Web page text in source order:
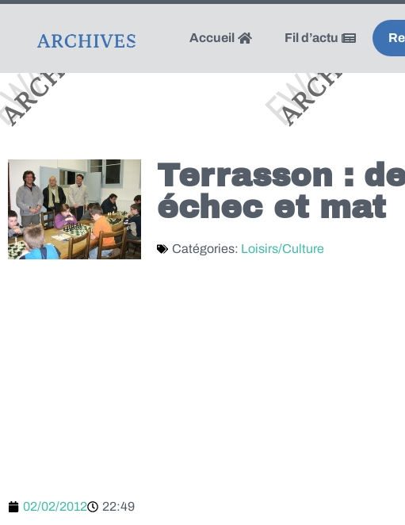
Accueil Fil d’actu
Terrasson :
échec et mat
Catégories: Loisirs/Culture
02/02/2012 22:49